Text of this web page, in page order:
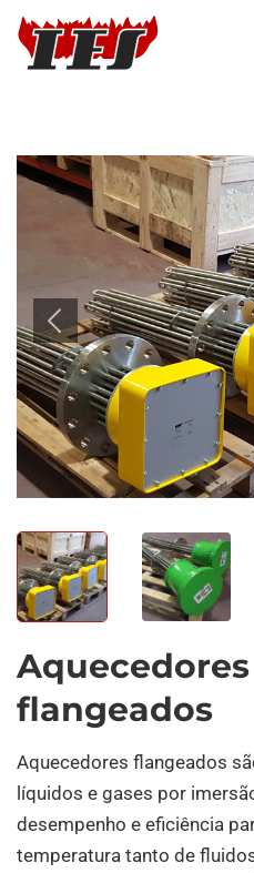
flangeados
Aquecedores flangeados
líquidos e gases por
desempenho e eficiência
temperatura tanto de